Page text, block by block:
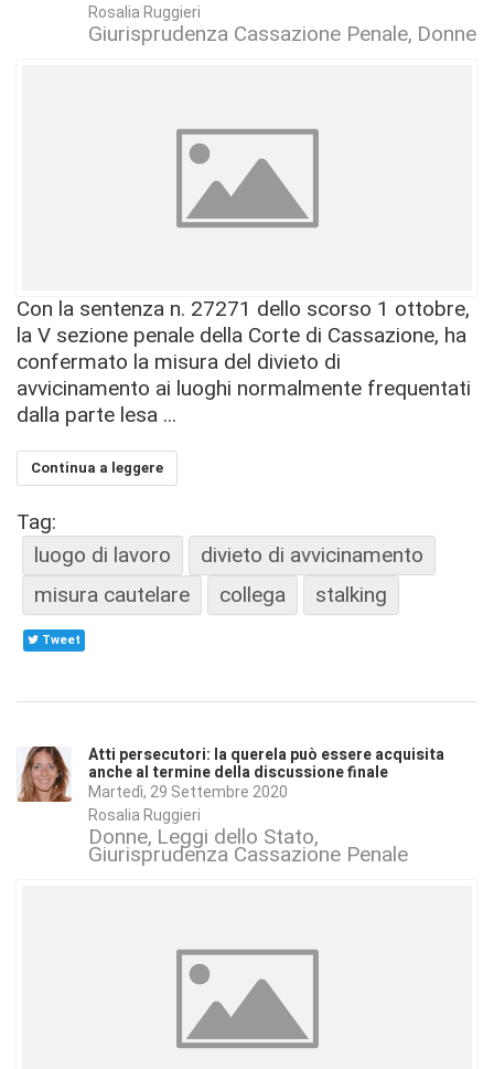
Rosalia Ruggieri
Giurisprudenza Cassazione Penale Donne
Con la sentenza n. 27271 dello scorso 1 ottobre,
la V sezione penale della Corte di Cassazione, ha
confermato la misura del divieto di
avvicinamento ai luoghi normalmente frequentati
dalla parte lesa ...
Continua a leggere
Tag:
luogo di lavoro
divieto di avvicinamento
misura cautelare
collega stalking
Tweet
Atti persecutori: la querela può essere acquisita
anche al termine della discussione finale
Martedì, 29 Settembre 2020
Rosalia Ruggieri
Donne Leggi dello Stato
Giurisprudenza Cassazione Penale